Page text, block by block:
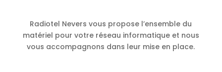
Radiotel Nevers vous propose l’ensemble du
matériel pour votre réseau informatique et nous
vous accompagnons dans leur mise en place.